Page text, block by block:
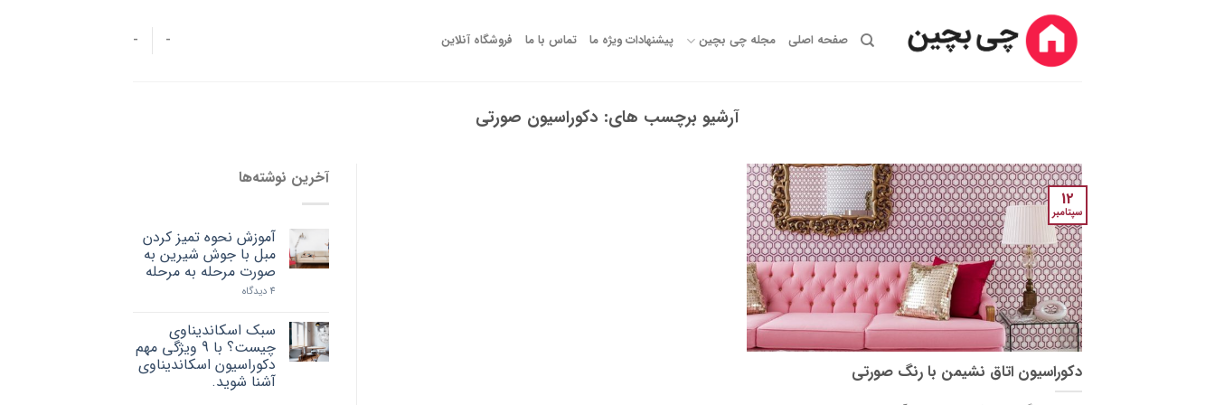
صفحه اصلی مجله چی بچین پیشنهادات ویژه ما تماس با ما فروشگاه آنلاین -
-
آرشیو برچسب های: دکوراسیون صورتی
دکوراسیون اتاق نشیمن با رنگ صورتی
12
سپتامبر
آخرین نوشته‌ها
آموزش نحوه تمیز کردن
مبل با جوش شیرین به
صورت مرحله به مرحله
4 دیدگاه
سبک اسکاندیناوی
چیست؟ با 9 ویژگی مهم
دکوراسیون اسکاندیناوی
آشنا شوید.